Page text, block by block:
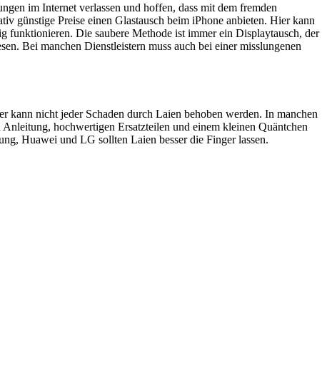
im Internet verlassen und hoffen, dass mit dem fremden
günstige Preise einen Glastausch beim iPhone anbieten. Hier kann
funktionieren. Die saubere Methode ist immer ein Displaytausch, der
Bei manchen Dienstleistern muss auch bei einer misslungenen
kann nicht jeder Schaden durch Laien behoben werden. In manchen
hochwertigen Ersatzteilen und einem kleinen Quäntchen
Huawei und LG sollten Laien besser die Finger lassen.